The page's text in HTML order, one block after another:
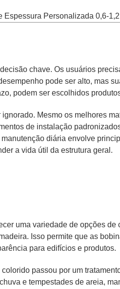
Personalizada 0,6-
chave. Os usuários
pode ser alto, mas
podem ser escolhidos
Mesmo os melhores
de instalação
diária envolve
a vida útil da estrutura geral.
uma variedade de opções
Isso permite que as
para edifícios e produtos.
passou por um
e tempestades de areia,